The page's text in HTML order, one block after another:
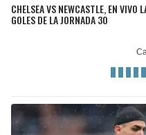
CHELSEA VS NEWCASTLE, EN VIVO
GOLES DE LA JORNADA 30